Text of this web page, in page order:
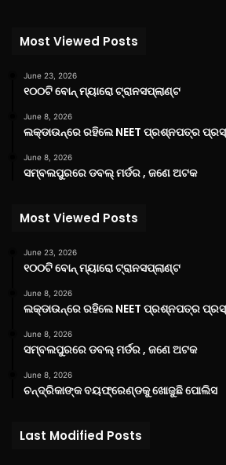
Most Viewed Posts
June 23, 2026
୧୦୦ଟି ବୋନ୍ ମ୍ୟାରୋ ଟ୍ରାନସପ୍ଲାଣ୍ଟ
June 8, 2026
ଲକ୍‌ଡାଉନ୍‌ରେ ରହିଲେ NEET ପ୍ରଶ୍ନପତ୍ର
June 8, 2026
ସମ୍ବଲପୁରରେ ଡବଲ୍ ମର୍ଡର , ଜଣେ ଅଟକ
Most Viewed Posts
June 23, 2026
୧୦୦ଟି ବୋନ୍ ମ୍ୟାରୋ ଟ୍ରାନସପ୍ଲାଣ୍ଟ
June 8, 2026
ଲକ୍‌ଡାଉନ୍‌ରେ ରହିଲେ NEET ପ୍ରଶ୍ନପତ୍ର
June 8, 2026
ସମ୍ବଲପୁରରେ ଡବଲ୍ ମର୍ଡର , ଜଣେ ଅଟକ
June 8, 2026
ଚନ୍ଦ୍ରିକାଙ୍କ ବୟଫ୍ରେଣ୍ଡକୁ ଖୋଜୁଛି ପୋଲିସ
Last Modified Posts